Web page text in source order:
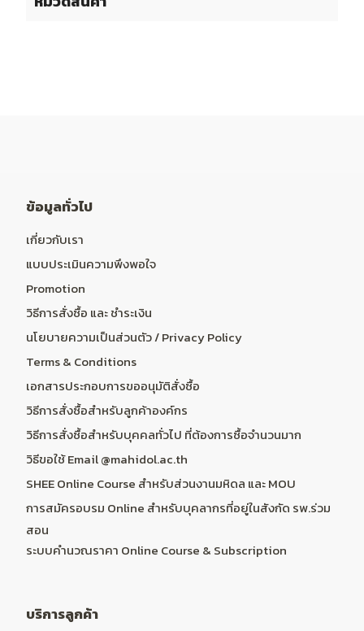
ข้อมูลทั่วไป
เกี่ยวกับเรา
แบบประเมินความพึงพอใจ
Promotion
วิธีการสั่งซื้อ และ ชำระเงิน
นโยบายความเป็นส่วนตัว / Privacy Policy
Terms & Conditions
เอกสารประกอบการขออนุมัติสั่งซื้อ
วิธีการสั่งซื้อสำหรับลูกค้าองค์กร
วิธีการสั่งซื้อสำหรับบุคคลทั่วไป ที่ต้องการซื้อจำนวนมาก
วิธีขอใช้ Email @mahidol.ac.th
SHEE Online Course สำหรับส่วนงานมหิดล และ MOU
การสมัครอบรม Online สำหรับบุคลากรที่อยู่ในสังกัด รพ.ร่วม
สอน
ระบบคำนวณราคา Online Course & Subscription
บริการลูกค้า